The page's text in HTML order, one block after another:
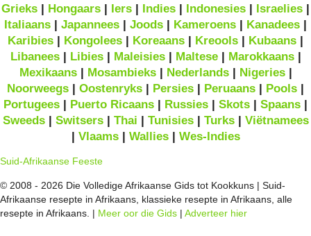
Grieks | Hongaars | Iers | Indies | Indonesies | Israelies |
Italiaans | Japannees | Joods | Kameroens | Kanadees |
Karibies | Kongolees | Koreaans | Kreools | Kubaans |
Libanees| Libies| Maleisies| Maltese| Marokkaans|
Mexikaans| Mosambieks| Nederlands| Nigeries|
Noorweegs | Oostenryks | Persies | Peruaans | Pools |
Portugees | Puerto Ricaans | Russies | Skots | Spaans |
Sweeds| Switsers| Thai | Tunisies| Turks| Viëtnamees
| Vlaams| Wallies| Wes-Indies
Suid-Afrikaanse Feeste
© 2008 - 2026 Die Volledige Afrikaanse Gids tot Kookkuns | Suid-
Afrikaanse resepte in Afrikaans, klassieke resepte in Afrikaans, alle
resepte in Afrikaans. | Meer oor die Gids | Adverteer hier